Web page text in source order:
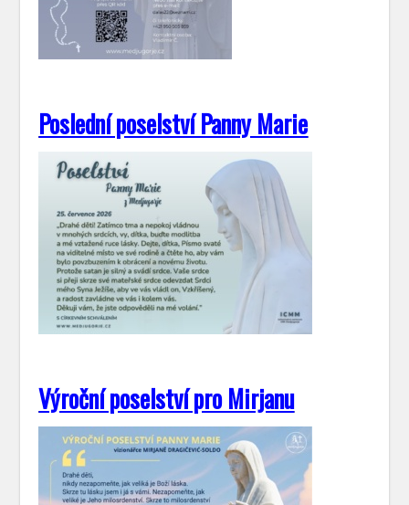
Poslední poselství Panny Marie
Výroční poselství pro Mirjanu